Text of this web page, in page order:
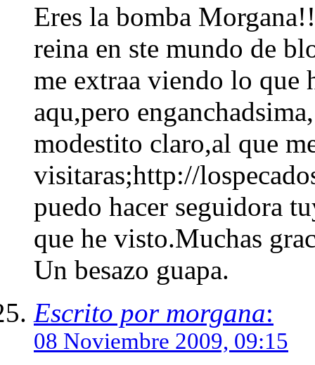
Eres la bomba
reina en ste mundo de
me extraa viendo lo que
aqu,pero
modestito claro,al que
visitaras;http://
puedo hacer seguidora
que he visto.Muchas
Un besazo guapa.
Escrito por morgana:
08 Noviembre 2009, 09:15